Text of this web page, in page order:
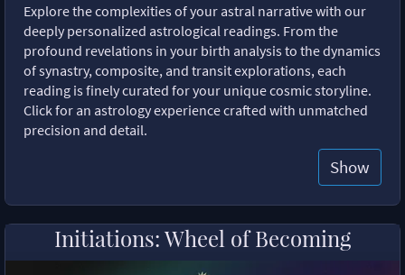
Explore the complexities of your astral narrative with our
deeply personalized astrological readings. From the
profound revelations in your birth analysis to the dynamics
of synastry, composite, and transit explorations, each
reading is finely curated for your unique cosmic storyline.
Click for an astrology experience crafted with unmatched
precision and detail.
Show
Initiations: Wheel of Becoming